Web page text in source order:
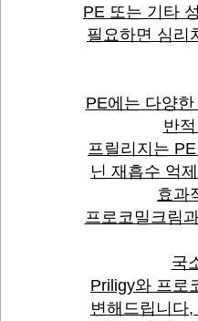
PE 또는 기타
필요하면 심리
PE에는 다양
반
프릴리지는
닌 재흡수 억
효과
프로코밀크림
국
Priligy와 프로
변해드립니다